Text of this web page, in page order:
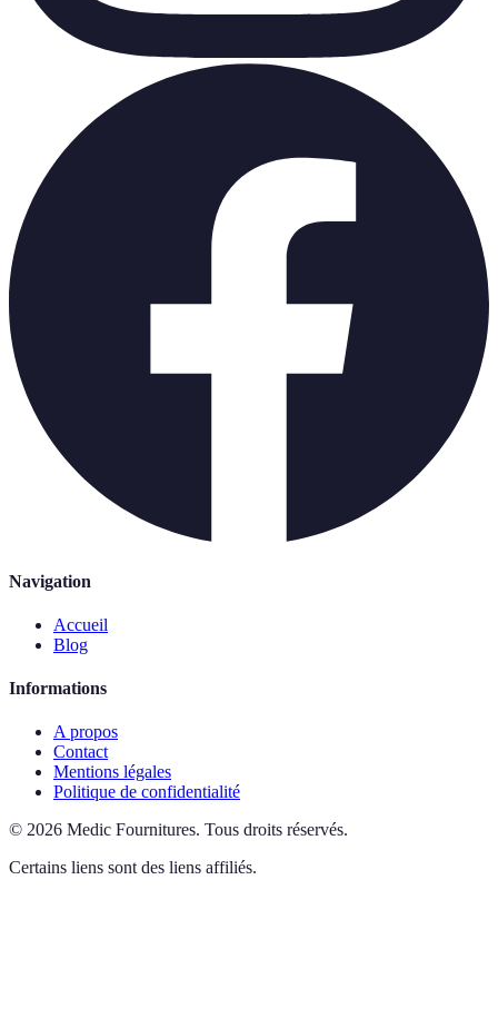
Navigation
Accueil
Blog
Informations
A propos
Contact
Mentions légales
Politique de confidentialité
© 2026 Medic Fournitures. Tous droits réservés.
Certains liens sont des liens affiliés.